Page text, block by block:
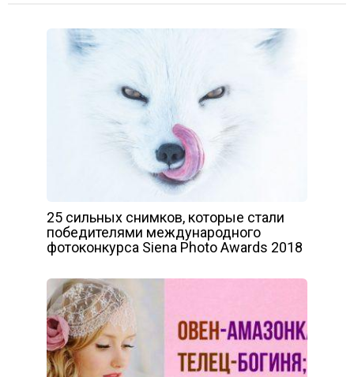
25 сильных снимков, которые стали
победителями международного
фотоконкурса Siena Photo Awards 2018